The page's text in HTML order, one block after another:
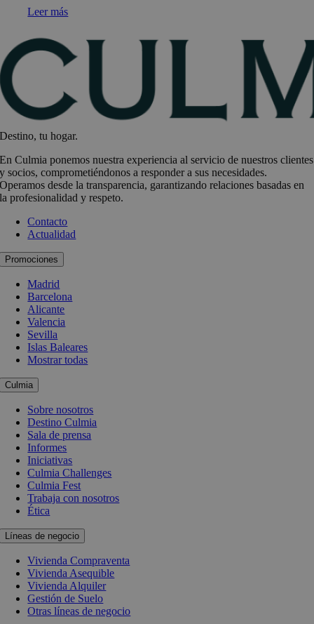
Leer más
Destino, tu hogar.
En Culmia ponemos nuestra experiencia al servicio de nuestros clientes
y socios, comprometiéndonos a responder a sus necesidades.
Operamos desde la transparencia, garantizando relaciones basadas en
la profesionalidad y respeto.
Contacto
Actualidad
Promociones
Madrid
Barcelona
Alicante
Valencia
Sevilla
Islas Baleares
Mostrar todas
Culmia
Sobre nosotros
Destino Culmia
Sala de prensa
Informes
Iniciativas
Culmia Challenges
Culmia Fest
Trabaja con nosotros
Ética
Líneas de negocio
Vivienda Compraventa
Vivienda Asequible
Vivienda Alquiler
Gestión de Suelo
Otras líneas de negocio